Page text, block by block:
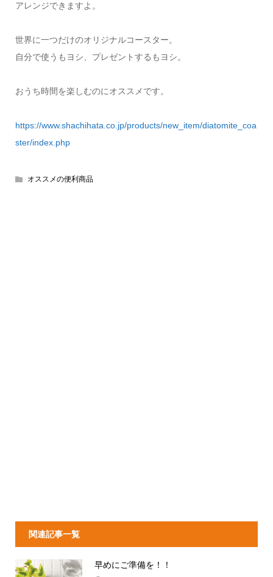
アレンジできますよ。
世界に一つだけのオリジナルコースター。
自分で使うもヨシ、プレゼントするもヨシ。
おうち時間を楽しむのにオススメです。
https://www.shachihata.co.jp/products/new_item/diatomite_coa
ster/index.php
オススメの便利商品
関連記事一覧
早めにご準備を！！